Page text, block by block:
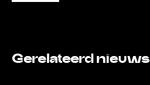
Gerelateerd nieuws